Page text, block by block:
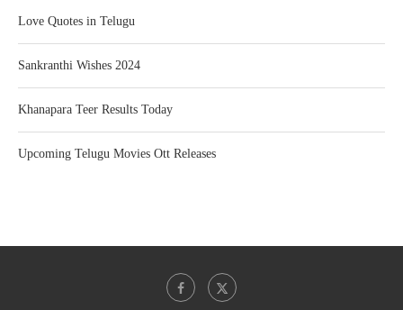
Love Quotes in Telugu
Sankranthi Wishes 2024
Khanapara Teer Results Today
Upcoming Telugu Movies Ott Releases